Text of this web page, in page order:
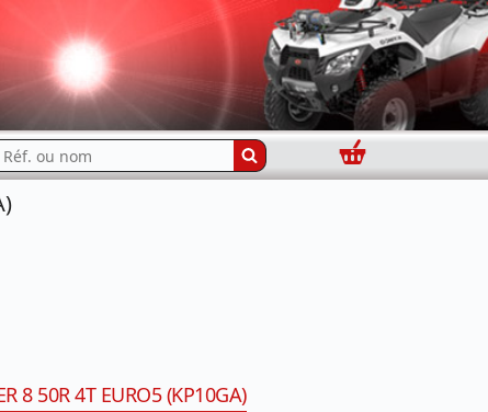
Panier
8 50R 4T EURO5 (KP10GA)